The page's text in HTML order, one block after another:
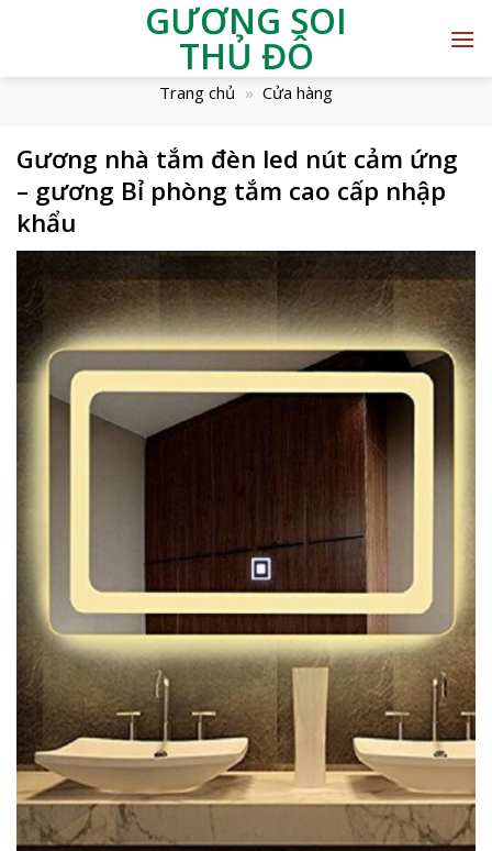
GƯƠNG SOI
THỦ ĐÔ
Trang chủ » Cửa hàng
Gương nhà tắm đèn led nút cảm ứng
– gương Bỉ phòng tắm cao cấp nhập
khẩu